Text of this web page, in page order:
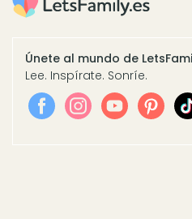
Únete al mundo de
Lee. Inspírate. Sonríe.